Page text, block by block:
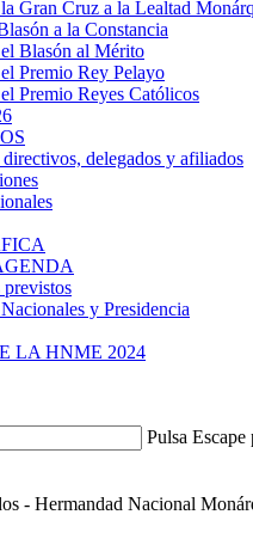
Gran Cruz a la Lealtad
a la Constancia
Blasón al Mérito
Premio Rey Pelayo
Premio Reyes Católicos
delegados y afiliados
y Presidencia
LA HNME 2024
Pulsa Escape
- Hermandad Nacional